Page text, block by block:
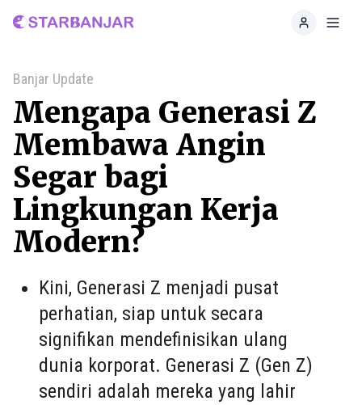
Home
Banjar Update
Mengapa Generasi Z
Membawa Angin
Segar bagi
Lingkungan Kerja
Modern?
Kini, Generasi Z menjadi pusat
perhatian, siap untuk secara
signifikan mendefinisikan ulang
dunia korporat. Generasi Z (Gen Z)
sendiri adalah mereka yang lahir